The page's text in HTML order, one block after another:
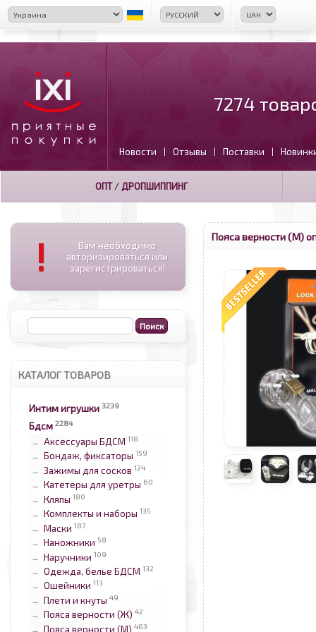
7274
Новости | Отзывы | Поставки |
ОПТ/ ДРОПШИППИНГ
!
Вам необходимо
авторизироваться или
зарегистрироваться!
КАТАЛОГ ТОВАРОВ
Интим игрушки 3239
Бдсм 2284
→ Аксессуары БДСМ 118
→ Бондаж, фиксаторы 159
→ Зажимы для сосков 124
→ Катетеры для уретры 60
→ Кляпы 180
→ Комплекты и наборы 135
→ Маски 187
→ Наножники 58
→ Наручники 109
→ Одежда, белье БДСМ 132
→ Ошейники 113
→ Плети и кнуты 49
→ Пояса верности (Ж) 42
→ Пояса верности (М) 463
Пояса верности (М)